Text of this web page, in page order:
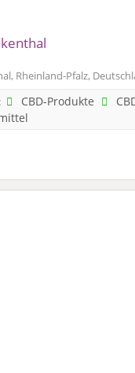
Rheinland-Pfalz,
CBD-Produkte